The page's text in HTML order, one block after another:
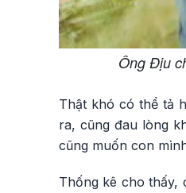
Ông Địu
Thật khó có thể tả
ra, cũng đau lòng
cũng muốn con
Thống kê cho thấy,